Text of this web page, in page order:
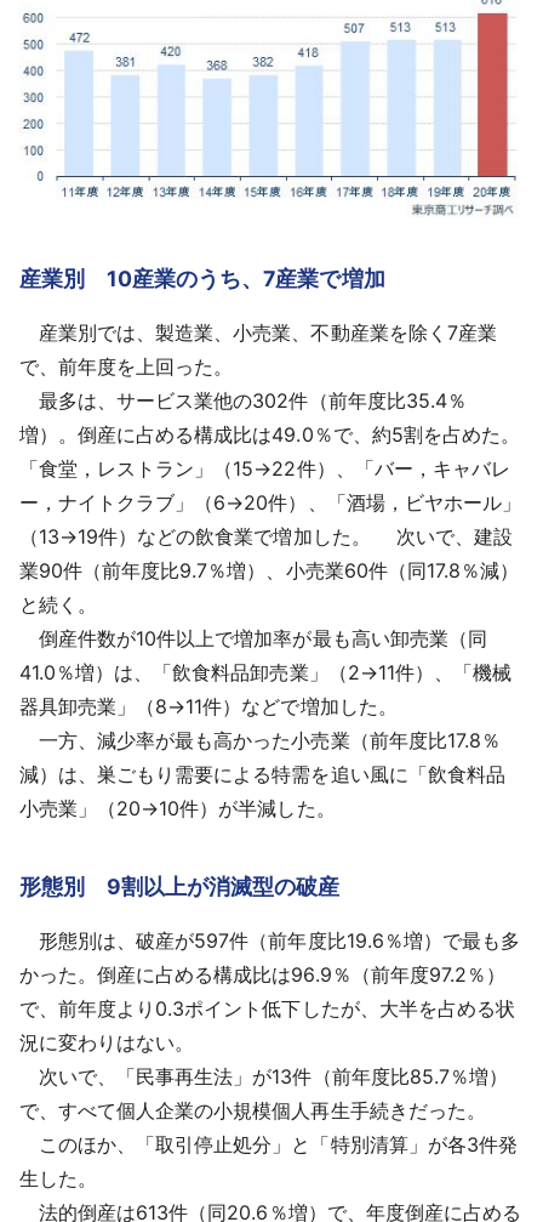
産業別 10産業のうち、7産業で増加
産業別では、製造業、小売業、不動産業を除く7産業
で、前年度を上回った。
最多は、サービス業他の302件（前年度比35.4％
増）。倒産に占める構成比は49.0％で、約5割を占めた。
「食堂，レストラン」（15→22件）、「バー，キャバレ
ー，ナイトクラブ」（6→20件）、「酒場，ビヤホール」
（13→19件）などの飲食業で増加した。 次いで、建設
業90件（前年度比9.7％増）、小売業60件（同17.8％減）
と続く。
倒産件数が10件以上で増加率が最も高い卸売業（同
41.0％増）は、「飲食料品卸売業」（2→11件）、「機械
器具卸売業」（8→11件）などで増加した。
一方、減少率が最も高かった小売業（前年度比17.8％
減）は、巣ごもり需要による特需を追い風に「飲食料品
小売業」（20→10件）が半減した。
形態別 9割以上が消滅型の破産
形態別は、破産が597件（前年度比19.6％増）で最も多
かった。倒産に占める構成比は96.9％（前年度97.2％）
で、前年度より0.3ポイント低下したが、大半を占める状
況に変わりはない。
次いで、「民事再生法」が13件（前年度比85.7％増）
で、すべて個人企業の小規模個人再生手続きだった。
このほか、「取引停止処分」と「特別清算」が各3件発
生した。
法的倒産は613件（同20.6％増）で、年度倒産に占める